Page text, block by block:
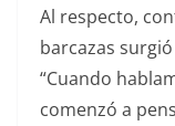
Al respecto,
barcazas
“Cuando
comenzó a